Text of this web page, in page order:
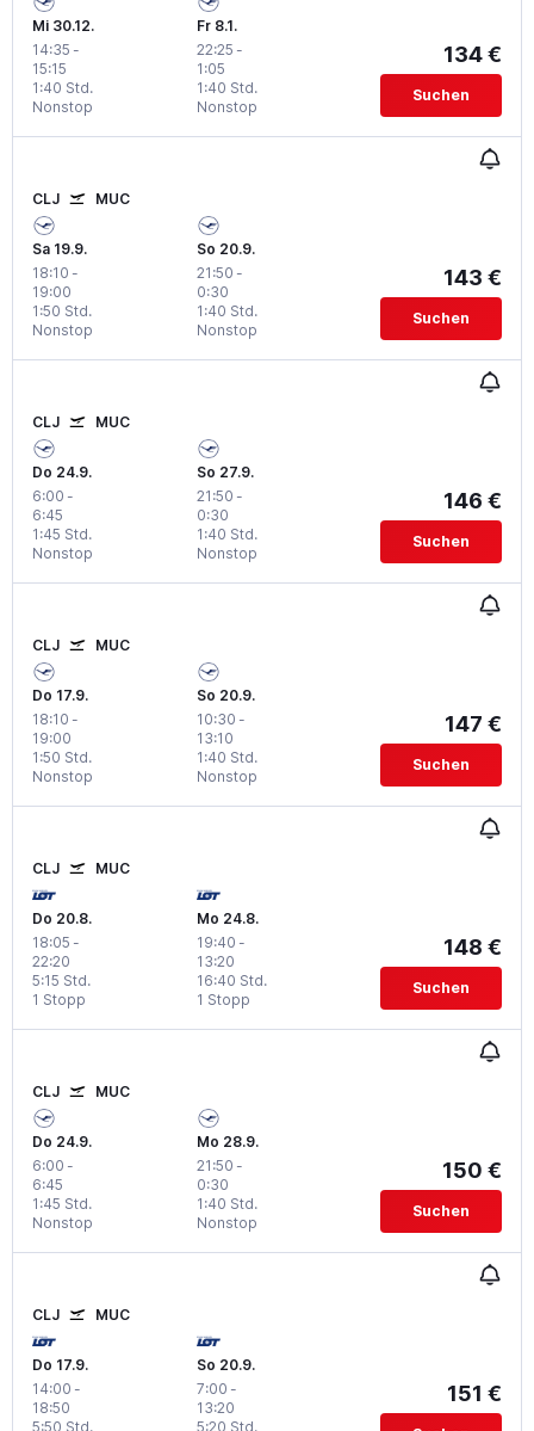
Mi 30.12.
14:35 -
15:15
Nonstop
1:40 Std.
Fr 8.1.
22:25 -
1:05
Nonstop
1:40 Std.
134 €
Suchen
CLJ MUC
Sa 19.9.
18:10 -
19:00
Nonstop
1:50 Std.
So 20.9.
21:50 -
0:30
Nonstop
1:40 Std.
143 €
Suchen
CLJ MUC
Do 24.9.
6:00 -
6:45
Nonstop
1:45 Std.
So 27.9.
21:50 -
0:30
Nonstop
1:40 Std.
146 €
Suchen
CLJ MUC
Do 17.9.
18:10 -
19:00
Nonstop
1:50 Std.
So 20.9.
10:30 -
13:10
Nonstop
1:40 Std.
147 €
Suchen
CLJ MUC
Do 20.8.
18:05 -
22:20
1 Stopp
5:15 Std.
Mo 24.8.
19:40 -
13:20
1 Stopp
16:40 Std.
148 €
Suchen
CLJ MUC
Do 24.9.
6:00 -
6:45
Nonstop
1:45 Std.
Mo 28.9.
21:50 -
0:30
Nonstop
1:40 Std.
150 €
Suchen
CLJ MUC
Do 17.9.
14:00 -
18:50
5:50 Std.
So 20.9.
7:00 -
13:20
5:20 Std.
151 €